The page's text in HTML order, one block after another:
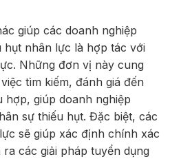
giúp các doanh nghiệp
nhân lực là hợp tác với
Những đơn vị này cung
tìm kiếm, đánh giá đến
hợp, giúp doanh nghiệp
sự thiếu hụt. Đặc biệt, các
sẽ giúp xác định chính xác
các giải pháp tuyển dụng